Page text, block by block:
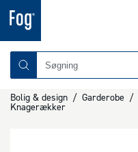
Bolig & design / Garderobe /
Knagerækker